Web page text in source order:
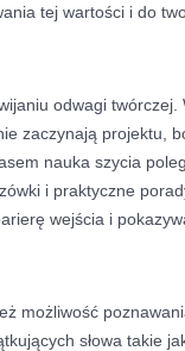
tej wartości i do
odwagi twórczej.
zaczynają projektu,
nauka szycia
i praktyczne
wejścia i
możliwość
słowa takie